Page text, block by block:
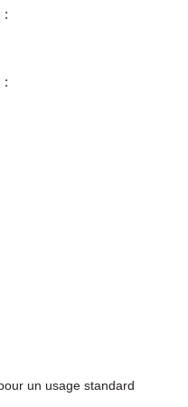
:
:
un usage standard